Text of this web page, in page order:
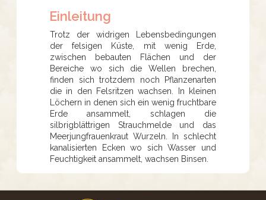
Einleitung
Trotz der widrigen Lebensbedingungen
der felsigen Küste, mit wenig Erde,
zwischen bebauten Flächen und der
Bereiche wo sich die Wellen brechen,
finden sich trotzdem noch Pflanzenarten
die in den Felsritzen wachsen. In kleinen
Löchern in denen sich ein wenig fruchtbare
Erde ansammelt, schlagen die
silbrigblättrigen Strauchmelde und das
Meerjungfrauenkraut Wurzeln. In schlecht
kanalisierten Ecken wo sich Wasser und
Feuchtigkeit ansammelt, wachsen Binsen.